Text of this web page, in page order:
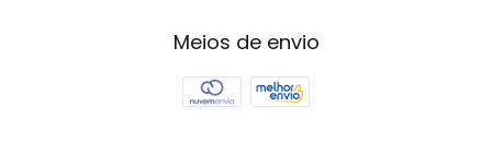
Meios de envio